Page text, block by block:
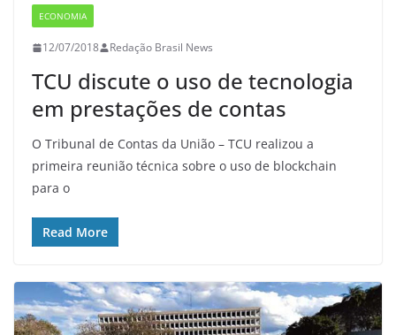
ECONOMIA
12/07/2018 Redação Brasil News
TCU discute o uso de tecnologia
em prestações de contas
O Tribunal de Contas da União – TCU realizou a
primeira reunião técnica sobre o uso de blockchain
para o
Read More